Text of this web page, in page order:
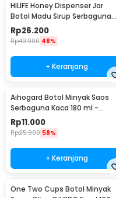
HILIFE Honey Dispenser Jar
Botol Madu Sirup Serbaguna
200ml - H1742
Rp26.200
Rp49.900 48%
+ Keranjang
Aihogard Botol Minyak Saos
Serbaguna Kaca 180 ml -
CW192
Rp11.000
Rp25.900 58%
+ Keranjang
One Two Cups Botol Minyak